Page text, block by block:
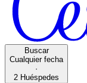
Buscar
Cualquier fecha
·
2 Huéspedes